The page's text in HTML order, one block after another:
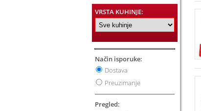
VRSTA KUHINJE:
Način isporuke:
Dostava
Preuzimanje
Pregled: